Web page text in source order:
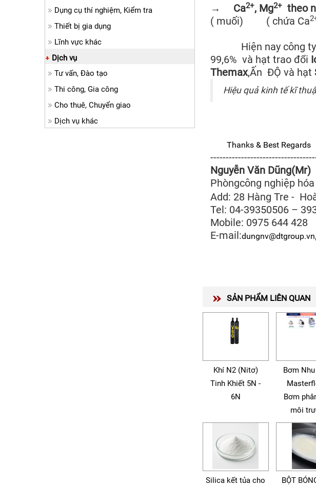
→ Ca2+, Mg2+theo
( muối) ( chứa Ca
Hiện nay công ty
99,6% và hạt trao đổi
Themax,Ấn ĐỘ và hạt
Hiệu quả kinh tế kĩ
Thanks & Best Regards
Nguyễn
Phòngcông nghiệp
Add: 28 Hàng Tre -
Tel: 04-39350506 –
Mobile: 0975 644 428
E-mail:dungnv@dtgroup.vn
SẢN PHẨM LIÊN QUAN
Khí N2 (Nitơ)
Tinh Khiết 5N -
6N
Bơm
Bơm
môi
Silica kết tủa cho BỘT
Dụng cụ thí nghiệm, Kiểm tra
Thiết bị gia dụng
Lĩnh vực khác
Dịch vụ
Tư vấn, Đào tạo
Thi công, Gia công
Cho thuê, Chuyển giao
Dịch vụ khác